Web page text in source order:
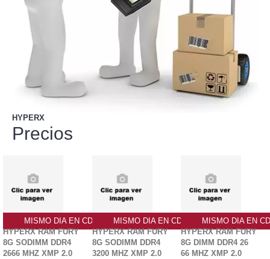
HYPERX
Precios
MISMO DIA EN CDMX
HYPERX RAM FURY
8G SODIMM DDR4
2666 MHZ XMP 2.0
MISMO DIA EN CDMX
HYPERX RAM FURY
8G SODIMM DDR4
3200 MHZ XMP 2.0
MISMO DIA EN
HYPERX RAM FURY
8G DIMM DDR4 26
66 MHZ XMP 2.0